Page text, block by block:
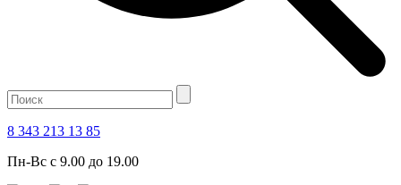
8 343 213 13 85
Пн-Вс с 9.00 до 19.00